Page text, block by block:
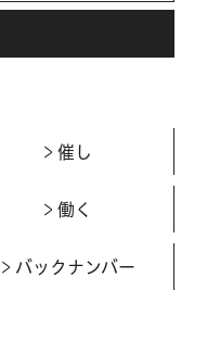
催し
働く
バックナンバー